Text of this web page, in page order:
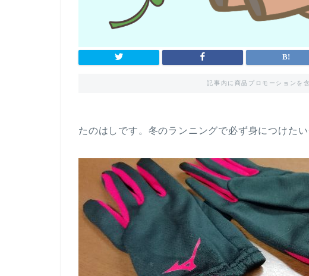
記事内に商品プロモーションを
たのはしです。冬のランニングで必ず身につけた